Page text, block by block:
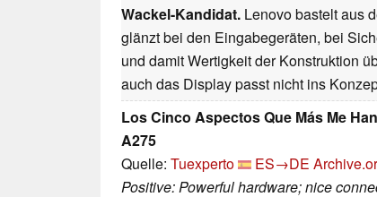
Wackel-Kandidat. Lenovo bastelt aus
glänzt bei den Eingabegeräten, bei
und damit Wertigkeit der Konstruktion
auch das Display passt nicht ins
Los Cinco Aspectos Que Más Me
A275
Quelle: Tuexperto ES→DE
Positive: Powerful hardware; nice